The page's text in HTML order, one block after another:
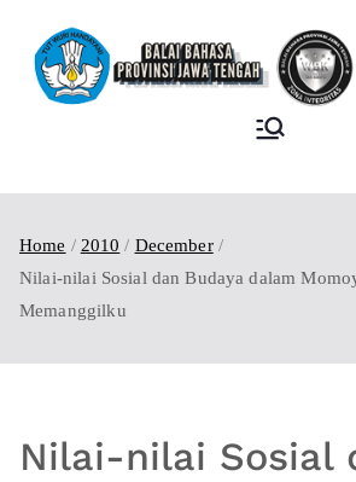
Home 2010
December
Nilai-nilai Sosial dan Budaya dalam
Memanggilku
Nilai-nilai Sosial